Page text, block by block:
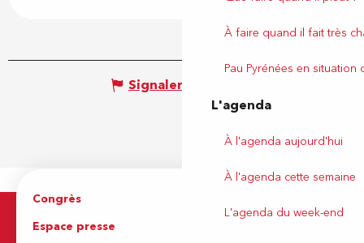
À faire quand il fait très
Pau Pyrénées en situation
L'agenda
À l'agenda aujourd'hui
À l'agenda cette semaine
L'agenda du week-end
Signaler une erreur
Congrès
Espace presse